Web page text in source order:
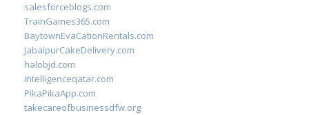
salesforceblogs.com
TrainGames365.com
BaytownEvaCationRentals.com
JabalpurCakeDelivery.com
halobjd.com
intelligenceqatar.com
PikaPikaApp.com
takecareofbusinessdfw.org